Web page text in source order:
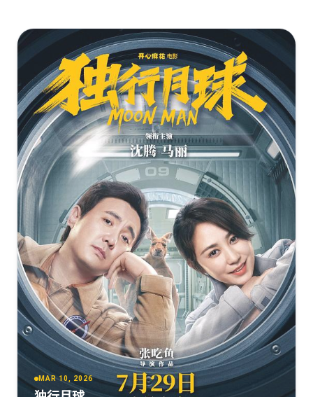
羞羞的铁拳[杜比视界版本][国语配音+中文字
幕].Never.Say.Die.2017.2160p.WEB-DL.H265.DV.AAC-
BATWEB
[8.1GB] 复制 下载
羞羞的铁拳[杜比视界版本][国语配音+中文字
幕].Never.Say.Die.2017.2160p.WEB-DL.H265.DV.AAC-
DreamHD
[8.1GB] 复制 下载
羞羞的铁拳[杜比视界版本][中文字幕+国语音
轨].Never.Say.Die.2017.2160p.WEB-
DL.H265.10bit.DV.AAC-TAGWEB
[8.1GB] 复制 下载
[CYW][羞羞的铁拳][2017][国语中字][WEB-MP4-h264][4k]
[无水印][4.45G]
[4.46GB] 复制 下载
MAR 10, 2026